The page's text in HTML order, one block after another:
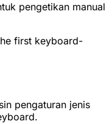
pengetikan manual
first keyboard-
pengaturan jenis